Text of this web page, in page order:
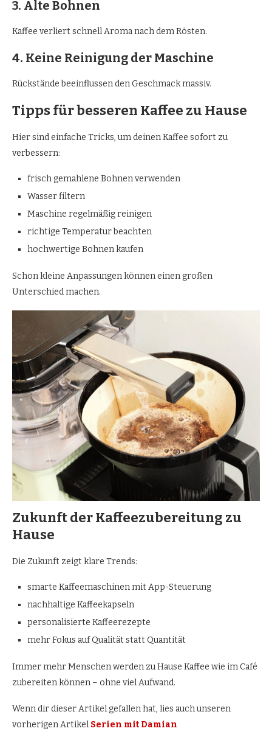
3. Alte Bohnen
Kaffee verliert schnell Aroma nach dem Rösten.
4. Keine Reinigung der Maschine
Rückstände beeinflussen den Geschmack massiv.
Tipps für besseren Kaffee zu Hause
Hier sind einfache Tricks, um deinen Kaffee sofort zu
verbessern:
frisch gemahlene Bohnen verwenden
Wasser filtern
Maschine regelmäßig reinigen
richtige Temperatur beachten
hochwertige Bohnen kaufen
Schon kleine Anpassungen können einen großen
Unterschied machen.
Zukunft der Kaffeezubereitung zu
Hause
Die Zukunft zeigt klare Trends:
smarte Kaffeemaschinen mit App-Steuerung
nachhaltige Kaffeekapseln
personalisierte Kaffeerezepte
mehr Fokus auf Qualität statt Quantität
Immer mehr Menschen werden zu Hause Kaffee wie im Café
zubereiten können – ohne viel Aufwand.
Wenn dir dieser Artikel gefallen hat, lies auch unseren
vorherigen Artikel Serien mit Damian